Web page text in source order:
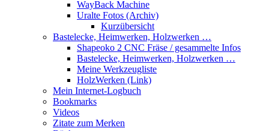
WayBack Machine
Uralte Fotos (Archiv)
Kurzübersicht
Bastelecke, Heimwerken, Holzwerken …
Shapeoko 2 CNC Fräse / gesammelte Infos
Bastelecke, Heimwerken, Holzwerken …
Meine Werkzeugliste
HolzWerken (Link)
Mein Internet-Logbuch
Bookmarks
Videos
Zitate zum Merken